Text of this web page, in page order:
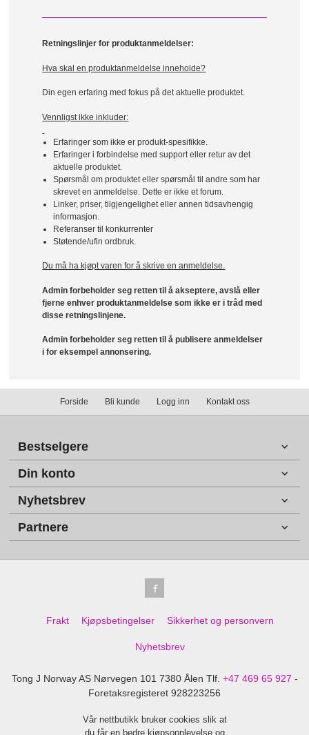
Retningslinjer for produktanmeldelser:
Hva skal en produktanmeldelse inneholde?
Din egen erfaring med fokus på det aktuelle produktet.
Vennligst ikke inkluder:
Erfaringer som ikke er produkt-spesifikke.
Erfaringer i forbindelse med support eller retur av det
aktuelle produktet.
Spørsmål om produktet eller spørsmål til andre som har
skrevet en anmeldelse. Dette er ikke et forum.
Linker, priser, tilgjengelighet eller annen tidsavhengig
informasjon.
Referanser til konkurrenter
Støtende/ufin ordbruk.
Du må ha kjøpt varen for å skrive en anmeldelse.
Admin forbeholder seg retten til å akseptere, avslå eller
fjerne enhver produktanmeldelse som ikke er i tråd med
disse retningslinjene.
Admin forbeholder seg retten til å publisere anmeldelser
i for eksempel annonsering.
Forside Bli kunde Logg inn Kontakt oss
Bestselgere
Din konto
Nyhetsbrev
Partnere
Frakt Kjøpsbetingelser Sikkerhet og personvern
Nyhetsbrev
Tong J Norway AS Nørvegen 101 7380 Ålen Tlf. +47 469 65 927 -
Foretaksregisteret 928223256
Vår nettbutikk bruker cookies slik at
du får en bedre kjøpsopplevelse og